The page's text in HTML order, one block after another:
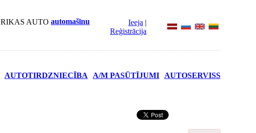
automašīnu
Ieeja |
Reģistrācija
AUTOTIRDZNIECĪBA A/M PASŪTĪJUMI AUTOSERVISS